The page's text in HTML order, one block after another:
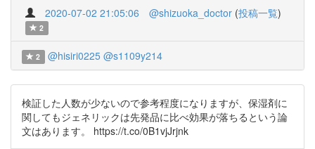
2020-07-02 21:05:06 @shizuoka_doctor (投稿一覧)
2
2 @hisiri0225 @s1109y214
検証した人数が少ないので参考程度になりますが、保湿剤に
関してもジェネリックは先発品に比べ効果が落ちるという論
文はあります。 https://t.co/0B1vjJrjnk